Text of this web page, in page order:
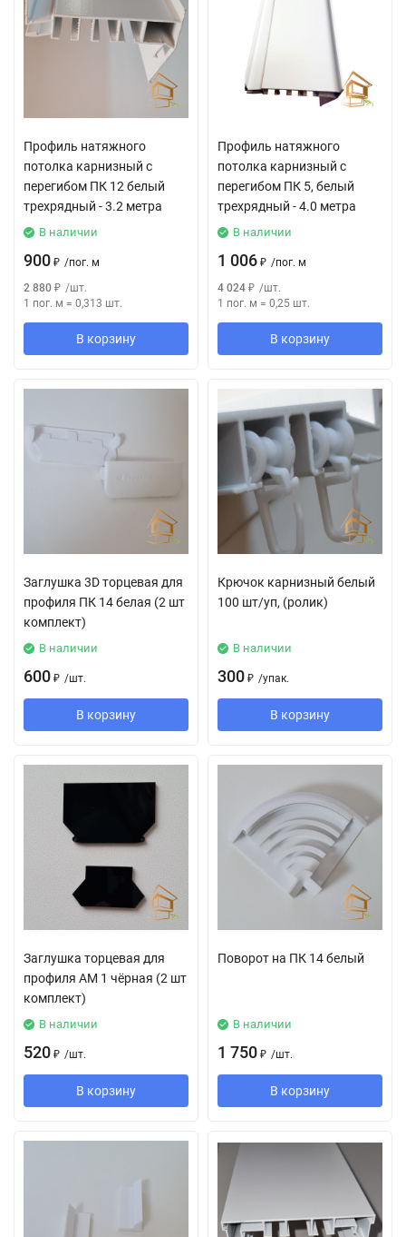
Профиль натяжного
потолка карнизный с
перегибом ПК 12 белый
трехрядный - 3.2 метра
В наличии
900 ₽ /пог. м
2 880 ₽ /шт.
1 пог. м = 0,313 шт.
В корзину
Профиль натяжного
потолка карнизный с
перегибом ПК 5, белый
трехрядный - 4.0 метра
В наличии
1 006 ₽ /пог. м
4 024 ₽ /шт.
1 пог. м = 0,25 шт.
В корзину
Заглушка 3D торцевая для
профиля ПК 14 белая (2 шт
комплект)
В наличии
600 ₽ /шт.
В корзину
Крючок карнизный белый
100 шт/уп, (ролик)
В наличии
300 ₽ /упак.
В корзину
Заглушка торцевая для
профиля АМ 1 чёрная (2 шт
комплект)
В наличии
520 ₽ /шт.
В корзину
Поворот на ПК 14 белый
В наличии
1 750 ₽ /шт.
В корзину